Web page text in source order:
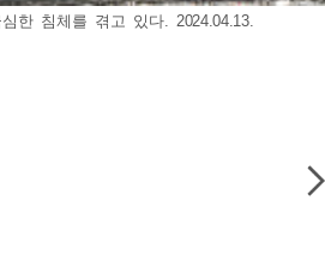
한 침체를 겪고 있다. 2024.04.13.